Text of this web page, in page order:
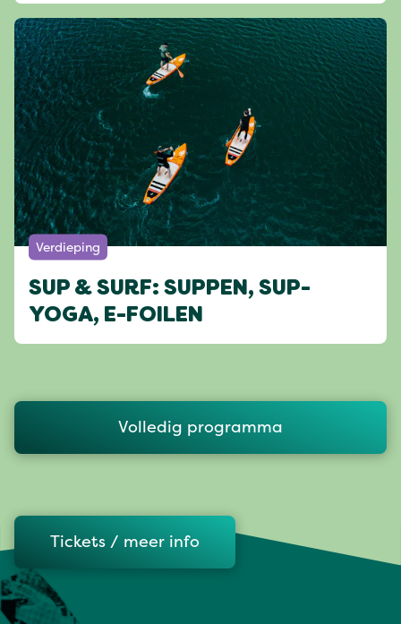
Tickets / meer info
Verdieping
SUP & SURF: SUPPEN, SUP-
YOGA, E-FOILEN
Volledig programma